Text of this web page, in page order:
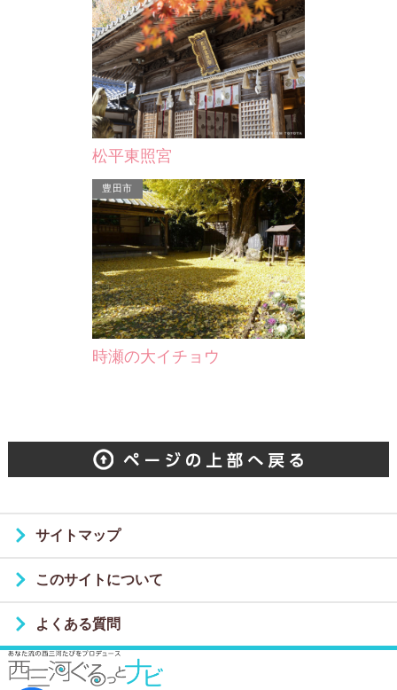
物になっています。丸い…
松平東照宮
豊田市
時瀬の大イチョウ
サイトマップ
このサイトについて
よくある質問